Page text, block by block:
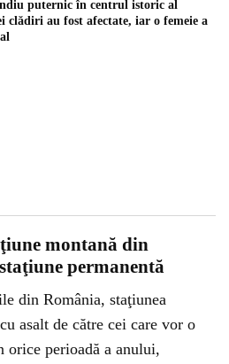
puternic în centrul istoric al
clădiri au fost afectate, iar o femeie a
montană din
permanentă
din România, staţiunea
asalt de către cei care vor o
perioadă a anului,